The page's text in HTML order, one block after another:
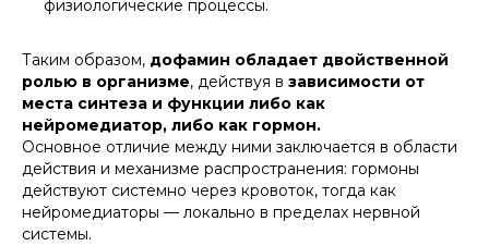
физиологические процессы.
Таким образом, дофамин обладает двойственной
ролью в организме, действуя в зависимости от
места синтеза и функции либо как
нейромедиатор, либо как гормон.
Основное отличие между ними заключается в области
действия и механизме распространения: гормоны
действуют системно через кровоток, тогда как
нейромедиаторы — локально в пределах нервной
системы.